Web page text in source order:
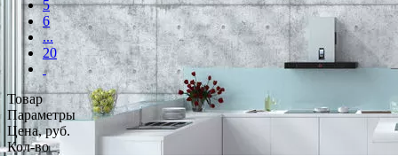
5
6
...
20
Товар
Параметры
Цена, руб.
Кол-во